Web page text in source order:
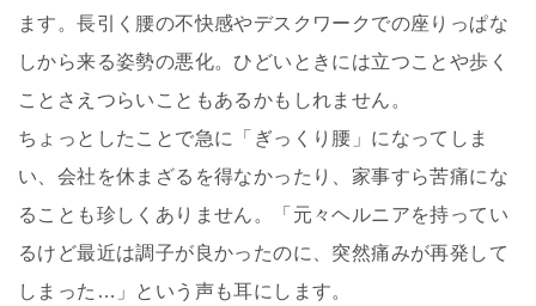
ます。長引く腰の不快感やデスクワークでの座りっぱな
しから来る姿勢の悪化。ひどいときには立つことや歩く
ことさえつらいこともあるかもしれません。
ちょっとしたことで急に「ぎっくり腰」になってしま
い、会社を休まざるを得なかったり、家事すら苦痛にな
ることも珍しくありません。「元々ヘルニアを持ってい
るけど最近は調子が良かったのに、突然痛みが再発して
しまった…」という声も耳にします。